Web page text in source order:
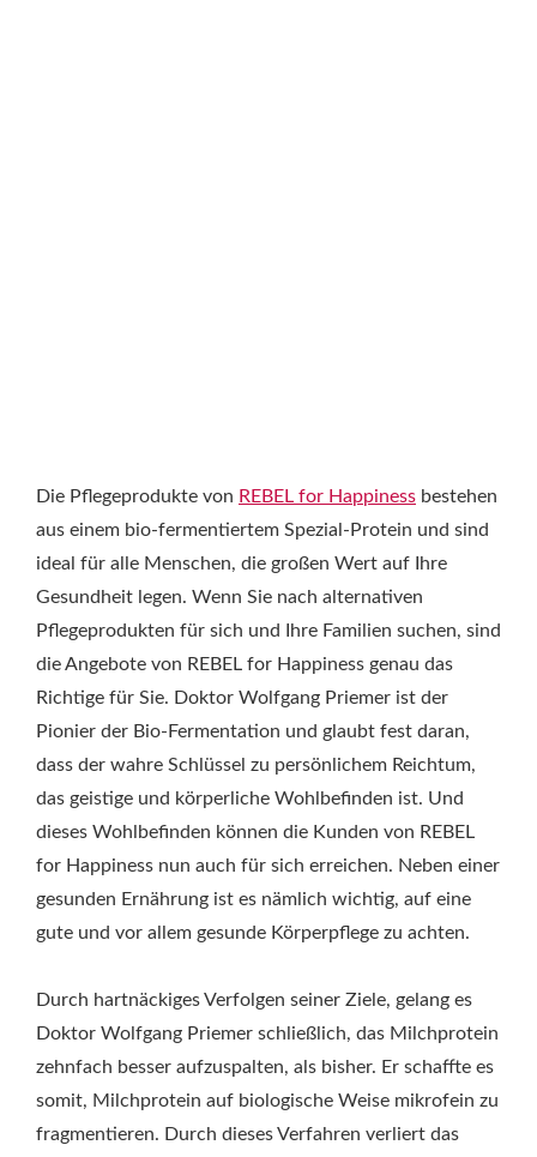
Die Pflegeprodukte von REBEL for Happiness bestehen
aus einem bio-fermentiertem Spezial-Protein und sind
ideal für alle Menschen, die großen Wert auf Ihre
Gesundheit legen. Wenn Sie nach alternativen
Pflegeprodukten für sich und Ihre Familien suchen, sind
die Angebote von REBEL for Happiness genau das
Richtige für Sie. Doktor Wolfgang Priemer ist der
Pionier der Bio-Fermentation und glaubt fest daran,
dass der wahre Schlüssel zu persönlichem Reichtum,
das geistige und körperliche Wohlbefinden ist. Und
dieses Wohlbefinden können die Kunden von REBEL
for Happiness nun auch für sich erreichen. Neben einer
gesunden Ernährung ist es nämlich wichtig, auf eine
gute und vor allem gesunde Körperpflege zu achten.
Durch hartnäckiges Verfolgen seiner Ziele, gelang es
Doktor Wolfgang Priemer schließlich, das Milchprotein
zehnfach besser aufzuspalten, als bisher. Er schaffte es
somit, Milchprotein auf biologische Weise mikrofein zu
fragmentieren. Durch dieses Verfahren verliert das